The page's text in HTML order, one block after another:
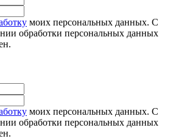
моих персональных данных. С
обработки персональных данных
моих персональных данных. С
обработки персональных данных